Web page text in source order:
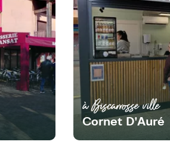
à Biscarrosse ville
Cornet D'Auré